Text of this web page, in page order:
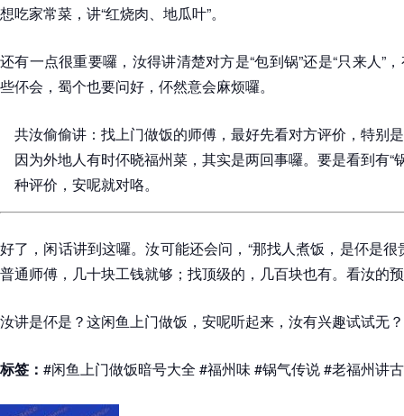
想吃家常菜，讲“红烧肉、地瓜叶”。
还有一点很重要囉，汝得讲清楚对方是“包到锅”还是“只来人”
些伓会，蜀个也要问好，伓然意会麻烦囉。
共汝偷偷讲：找上门做饭的师傅，最好先看对方评价，特别
因为外地人有时伓晓福州菜，其实是两回事囉。要是看到有“
种评价，安呢就对咯。
好了，闲话讲到这囉。汝可能还会问，“那找人煮饭，是伓是
普通师傅，几十块工钱就够；找顶级的，几百块也有。看汝的
汝讲是伓是？这闲鱼上门做饭，安呢听起来，汝有兴趣试试无？
标签： #闲鱼上门做饭暗号大全 #福州味 #锅气传说 #老福州讲古